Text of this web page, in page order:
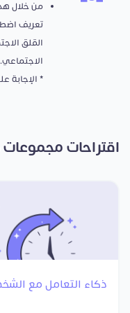
من خلال
تعريف
القلق
* الإجابة
اقتراحات
ذكاء التعامل مع